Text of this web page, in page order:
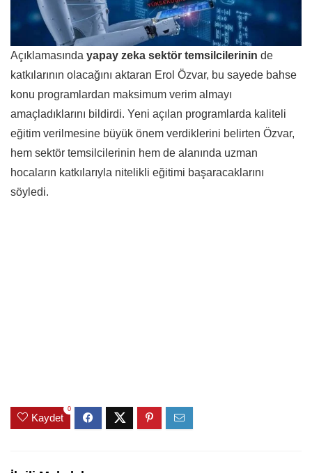
Açıklamasında yapay zeka sektör temsilcilerinin de
katkılarının olacağını aktaran Erol Özvar, bu sayede bahse
konu programlardan maksimum verim almayı
amaçladıklarını bildirdi. Yeni açılan programlarda kaliteli
eğitim verilmesine büyük önem verdiklerini belirten Özvar,
hem sektör temsilcilerinin hem de alanında uzman
hocaların katkılarıyla nitelikli eğitimi başaracaklarını
söyledi.
Kaydet
0